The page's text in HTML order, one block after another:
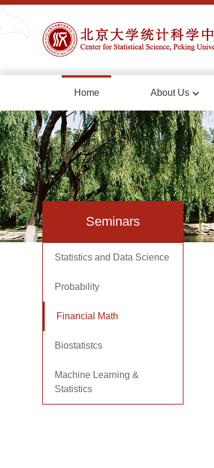
Home About Us
Seminars
Statistics and Data Science
Probability
Financial Math
Biostatistcs
Machine Learning &
Statistics